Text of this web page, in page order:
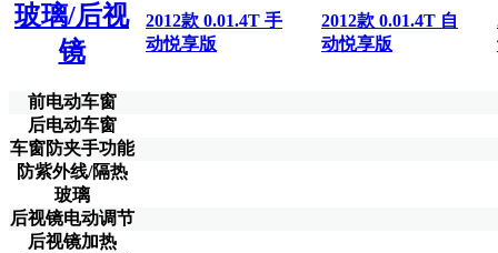
玻璃/后视
镜
2012款 0.01.4T 手
动悦享版
2012款 0.01.4T 自
动悦享版
前电动车窗
后电动车窗
车窗防夹手功能
防紫外线/隔热
玻璃
后视镜电动调节
后视镜加热